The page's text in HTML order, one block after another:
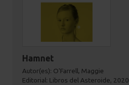
Hamnet
Autor(es): O'Farrell, Maggie
Editorial: Libros del Asteroide, 2020